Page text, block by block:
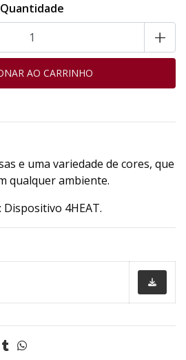
Quantidade
+
e uma variedade de cores, que
qualquer ambiente.
: Dispositivo 4HEAT.